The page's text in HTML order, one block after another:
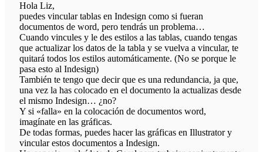
Hola Liz,
puedes vincular tablas en Indesign como si fueran
documentos de word, pero tendrás un problema…
Cuando vincules y le des estilos a las tablas, cuando tengas
que actualizar los datos de la tabla y se vuelva a vincular, te
quitará todos los estilos automáticamente. (No se porque le
pasa esto al Indesign)
También te tengo que decir que es una redundancia, ja que,
una vez la has colocado en el documento la actualizas desde
el mismo Indesign… ¿no?
Y si «falla» en la colocación de documentos word,
imagínate en las gráficas.
De todas formas, puedes hacer las gráficas en Illustrator y
vincular estos documentos a Indesign.